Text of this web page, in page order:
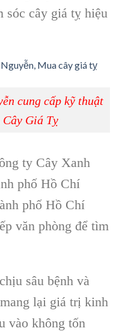
sóc cây giá tỵ hiệu
cung cấp kỹ thuật
Cây Giá Tỵ
ty Cây Xanh
phố Hồ Chí
phố Hồ Chí
văn phòng để tìm
sâu bệnh và
lại giá trị kinh
vào không tốn